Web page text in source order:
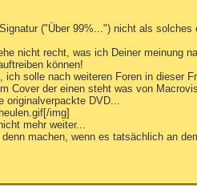
("Über 99%...") nicht als solches
nicht recht, was ich Deiner meinung
können!
ich solle nach weiteren Foren in dieser
Cover der einen steht was von
originalverpackte DVD...
img]
mehr weiter...
machen, wenn es tatsächlich an